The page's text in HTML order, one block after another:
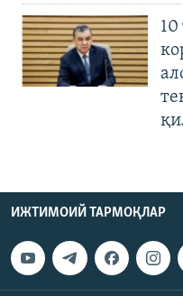
ИЖТИМОИЙ ТАРМОҚЛАР